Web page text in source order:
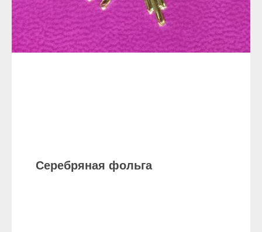
Серебряная фольга